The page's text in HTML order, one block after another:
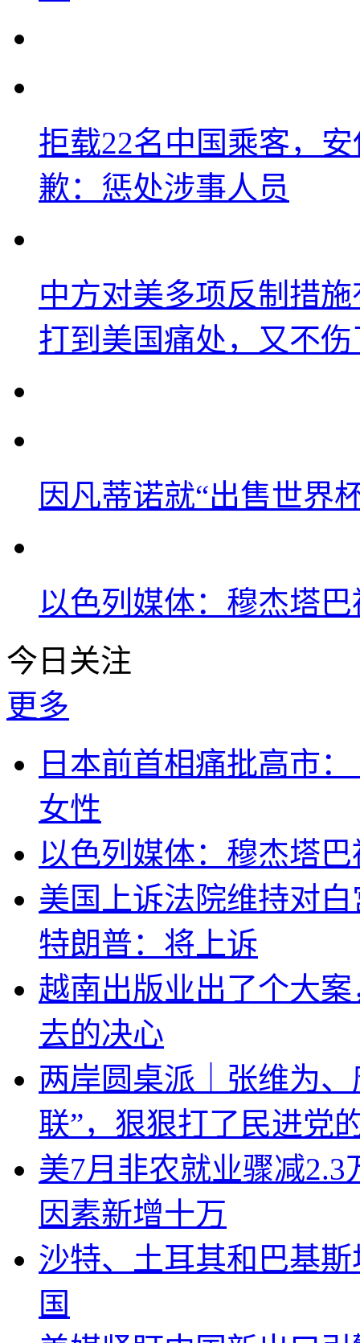
拒载22名中国乘客，
歉：惩处涉事人员
中方对美多项反制措
打到美国痛处，又不
因凡蒂诺就“出售世界
以色列媒体：穆杰塔
今日关注
更多
日本前首相痛批高市
女性
以色列媒体：穆杰塔
美国上诉法院维持对
特朗普：将上诉
越南出版业出了个大
去的决心
两岸圆桌派｜张维为
联”，狠狠打了民进党
美7月非农就业骤减
因素新增十万
沙特、土耳其和巴基
国